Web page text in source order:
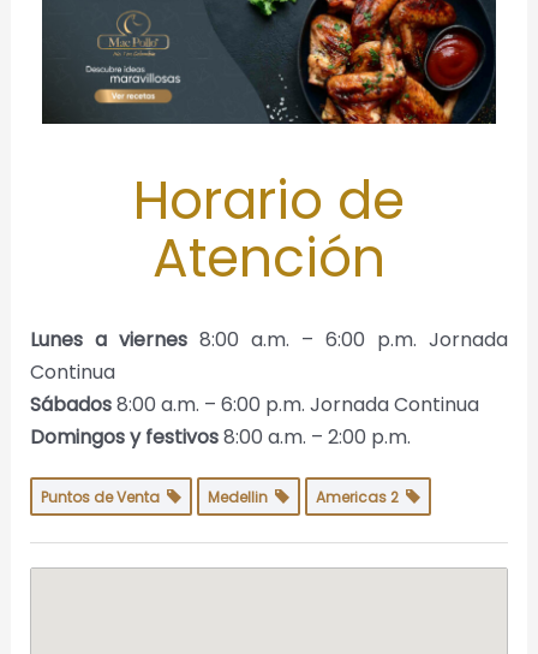
Horario de
Atención
Lunes a viernes8:00 a.m. – 6:00 p.m. Jornada
Continua
Sábados8:00 a.m. – 6:00 p.m. Jornada Continua
Domingos y festivos8:00 a.m. – 2:00 p.m.
Puntos de Venta Medellin Americas 2